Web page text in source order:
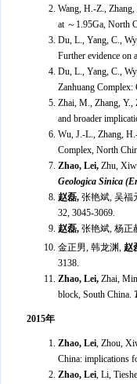
Wang, H.-Z.,
at ～ 1.95Ga, North
Du, L., Yang, C.,
Further evidence on
Du, L., Yang, C.,
Zanhuang Complex:
Zhai, M., Zhang,
and broader
Wu, J.-L., Zhang,
Complex, North
Zhao, Lei, Zhu,
Geologica Sinica
赵磊, 张艳斌, 吴福
32, 3045-3069.
赵磊, 张艳斌, 杨正
金正男, 韩龙渊, 赵
3138.
Zhao, Lei, Zhai,
block, South China.
2015年
Zhao, Lei, Zhou,
China: implications
Zhao, Lei, Li,